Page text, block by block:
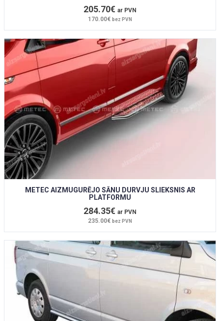
205.70€ ar PVN
170.00€ bez PVN
METEC AIZMUGURĒJO SĀNU DURVJU SLIEKSNIS AR
PLATFORMU
284.35€ ar PVN
235.00€ bez PVN